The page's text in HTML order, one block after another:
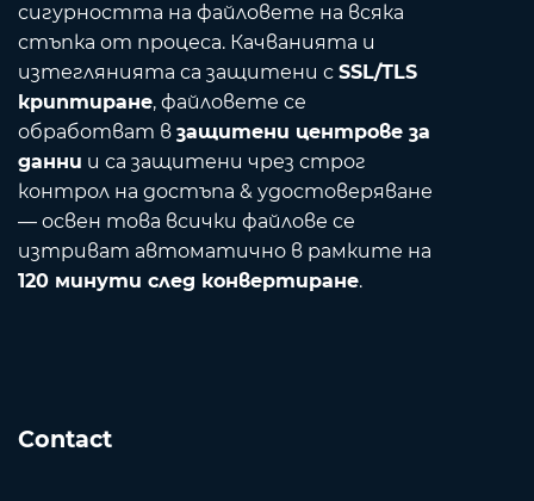
сигурността на файловете на всяка
стъпка от процеса. Качванията и
изтеглянията са защитени с SSL/TLS
криптиране, файловете се
обработват в защитени центрове за
данни и са защитени чрез строг
контрол на достъпа & удостоверяване
— освен това всички файлове се
изтриват автоматично в рамките на
120 минути след конвертиране.
Contact